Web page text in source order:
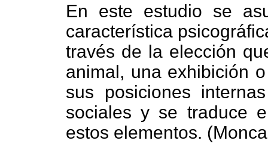
En este estudio se
característica
través de la elección
animal, una exhibición
sus posiciones
sociales y se traduce
estos elementos.